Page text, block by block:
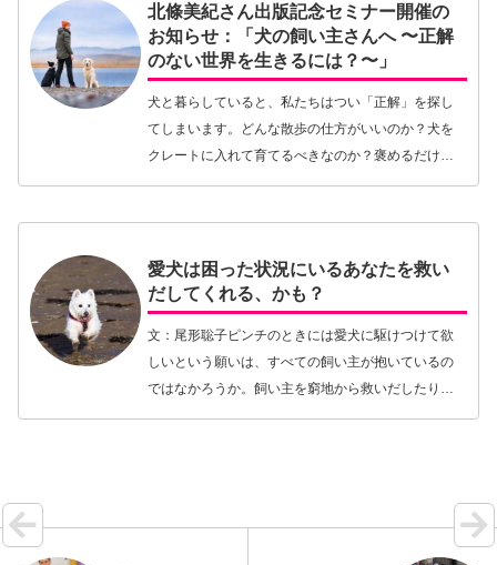
北條美紀さん出版記念セミナー開催の
お知らせ：「犬の飼い主さんへ 〜正解
のない世界を生きるには？〜」
犬と暮らしていると、私たちはつい「正解」を探し
てしまいます。どんな散歩の仕方がいいのか？犬を
クレートに入れて育てるべきなのか？褒めるだけの
愛犬は困った状況にいるあなたを救い
だしてくれる、かも？
文：尾形聡子ピンチのときには愛犬に駆けつけて欲
しいという願いは、すべての飼い主が抱いているの
ではなかろうか。飼い主を窮地から救いだしたり命